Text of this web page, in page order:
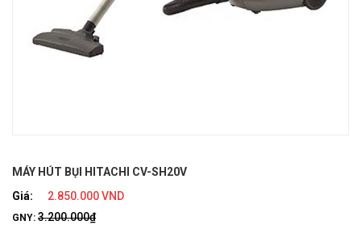
MÁY HÚT BỤI HITACHI CV-SH20V
Giá:
2.850.000 VND
GNY: 3.200.000₫